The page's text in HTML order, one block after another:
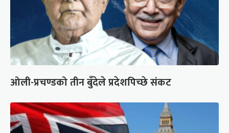
ओली-प्रचण्डको तीन बुँदेले प्रदेशपिच्छे संकट